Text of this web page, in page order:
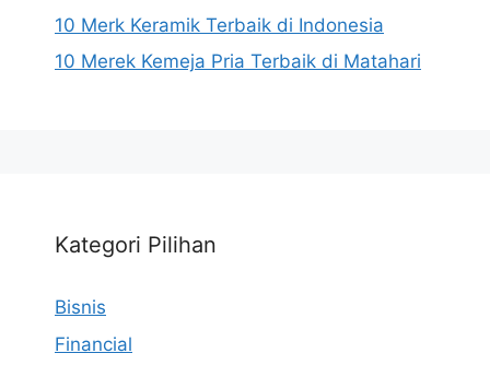
10 Merk Keramik Terbaik di Indonesia
10 Merek Kemeja Pria Terbaik di Matahari
Kategori Pilihan
Bisnis
Financial